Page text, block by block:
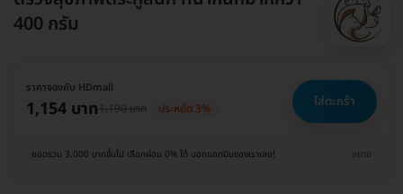
400 กรัม
ราคาจองกับ HDmall
1,154 บาท1,190 บาท ประหยัด 3% ใส่ตะกร้า
ยอดรวม 3,000 บาทขึ้นไป เลือกผ่อน 0% ได้ บอกแอดมินของเราเลย! ขยาย